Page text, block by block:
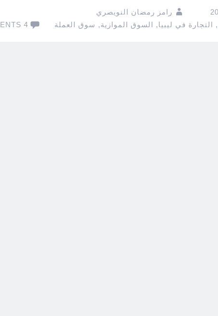
رامز رمضان النويصري
, التجارة في ليبيا, السوق الموازية, سوق العملة 4 COMMENTS